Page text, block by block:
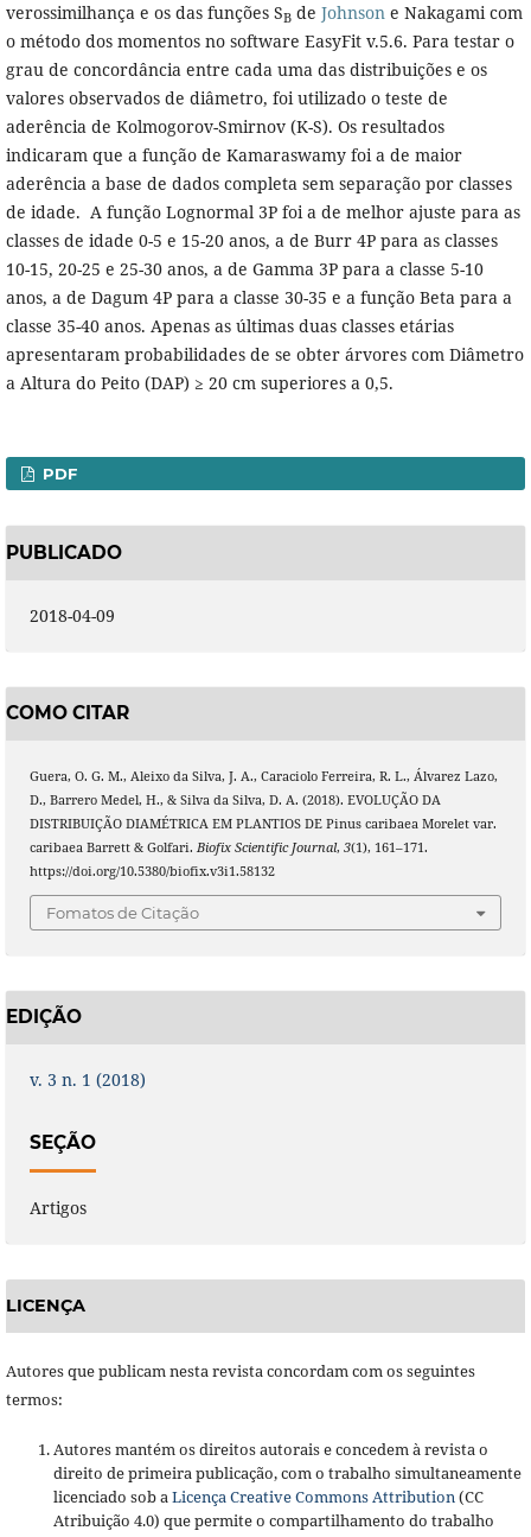
verossimilhança e os das funções SBde Johnson e Nakagami com
o método dos momentos no software EasyFit v.5.6. Para testar o
grau de concordância entre cada uma das distribuições e os
valores observados de diâmetro, foi utilizado o teste de
aderência de Kolmogorov-Smirnov (K-S). Os resultados
indicaram que a função de Kamaraswamy foi a de maior
aderência a base de dados completa sem separação por classes
de idade. A função Lognormal 3P foi a de melhor ajuste para as
classes de idade 0-5 e 15-20 anos, a de Burr 4P para as classes
10-15, 20-25 e 25-30 anos, a de Gamma 3P para a classe 5-10
anos, a de Dagum 4P para a classe 30-35 e a função Beta para a
classe 35-40 anos. Apenas as últimas duas classes etárias
apresentaram probabilidades de se obter árvores com Diâmetro
a Altura do Peito (DAP) ≥ 20 cm superiores a 0,5.
PDF
PUBLICADO
2018-04-09
COMO CITAR
Guera, O. G. M., Aleixo da Silva, J. A., Caraciolo Ferreira, R. L., Álvarez Lazo,
D., Barrero Medel, H., & Silva da Silva, D. A. (2018). EVOLUÇÃO DA
DISTRIBUIÇÃO DIAMÉTRICA EM PLANTIOS DE Pinus caribaea Morelet var.
caribaea Barrett & Golfari. Biofix Scientific Journal, 3(1), 161–171.
https://doi.org/10.5380/biofix.v3i1.58132
Fomatos de Citação
EDIÇÃO
v. 3 n. 1 (2018)
SEÇÃO
Artigos
LICENÇA
Autores que publicam nesta revista concordam com os seguintes
termos:
Autores mantém os direitos autorais e concedem à revista o
direito de primeira publicação, com o trabalho simultaneamente
licenciado sob aLicença Creative Commons Attribution(CC
Atribuição 4.0) que permite o compartilhamento do trabalho